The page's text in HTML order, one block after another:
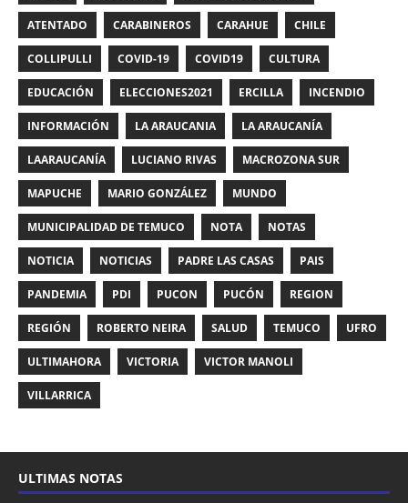
ATENTADO CARABINEROS CARAHUE CHILE
COLLIPULLI COVID-19 COVID19 CULTURA
EDUCACIÓN ELECCIONES2021 ERCILLA INCENDIO
INFORMACIÓN LA ARAUCANIA LA ARAUCANÍA
LAARAUCANÍA LUCIANO RIVAS MACROZONA SUR
MAPUCHE MARIO GONZÁLEZ MUNDO
MUNICIPALIDAD DE TEMUCO NOTA NOTAS
NOTICIA NOTICIAS PADRE LAS CASAS PAIS
PANDEMIA PDI PUCON PUCÓN REGION
REGIÓN ROBERTO NEIRA SALUD TEMUCO UFRO
ULTIMAHORA VICTORIA VICTOR MANOLI
VILLARRICA
ULTIMAS NOTAS